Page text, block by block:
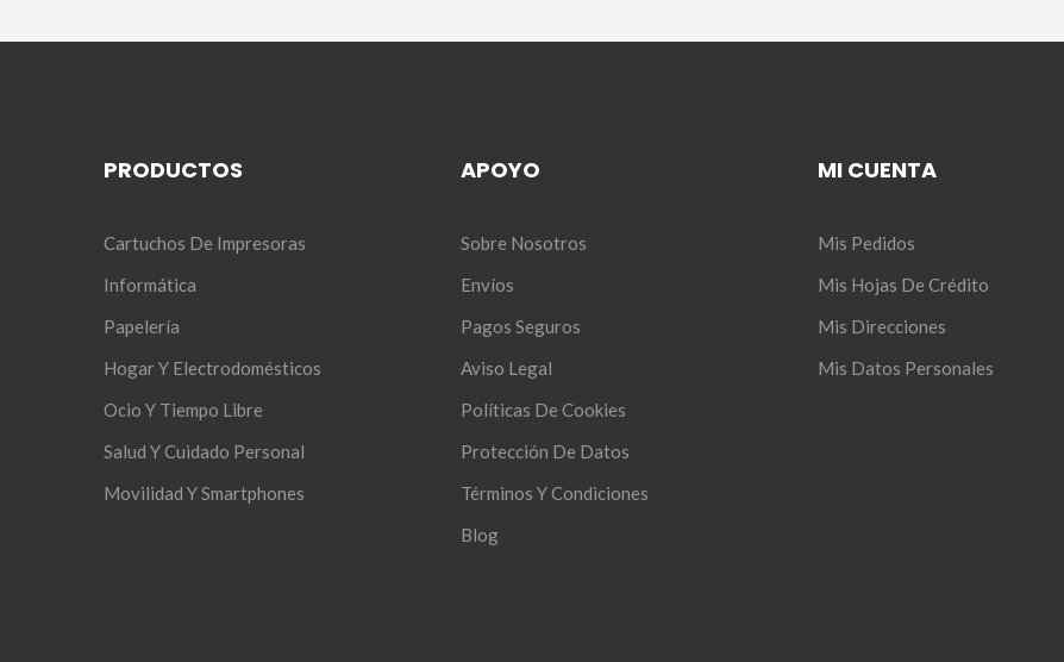
PRODUCTOS
Cartuchos De Impresoras
Informática
Papelería
Hogar Y Electrodomésticos
Ocio Y Tiempo Libre
Salud Y Cuidado Personal
Movilidad Y Smartphones
APOYO
Sobre Nosotros
Envíos
Pagos Seguros
Aviso Legal
Políticas De Cookies
Protección De Datos
Términos Y Condiciones
Blog
MI CUENTA
Mis Pedidos
Mis Hojas De Crédito
Mis Direcciones
Mis Datos Personales